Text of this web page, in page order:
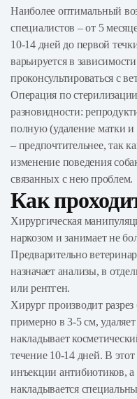
Наиболее оптимальный
специалистов – от 5
10-14 дней до первой
варьируется в
проконсультироваться с
Операция по
разновидности:
полную (удаление матки
– предпочтительнее, так
изменение поведения
связанных с нею проблем.
Как
Хирургическая
наркозом и занимает не
Предварительно
назначает анализы, в
или рентген.
Хирург производит
примерно в 3-5 см,
накладывает
течение 10-14 дней. В
инъекции антибиотиков,
накладывается